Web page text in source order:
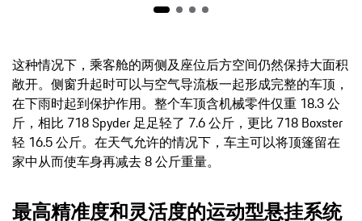
这种情况下，乘客舱的两侧及座位后方空间仍然保持大面积
敞开。侧窗升起时可以与空气导流板一起形成完整的车顶，
在下雨时起到保护作用。整个车顶含机械零件仅重 18.3 公
斤，相比 718 Spyder 足足轻了 7.6 公斤，更比 718 Boxster
轻 16.5 公斤。在天气允许的情况下，车主可以将顶篷留在
家中从而使车身再减去 8 公斤重量。
最高精准度和灵活度的运动型悬挂系统